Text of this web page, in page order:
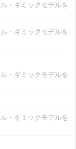
・ギミックモデルを
・ギミックモデルを
・ギミックモデルを
・ギミックモデルを